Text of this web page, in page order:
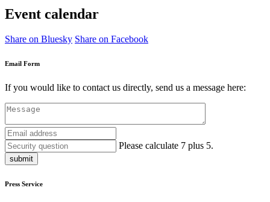
Event calendar
Share on Bluesky Share on Facebook
Email Form
If you would like to contact us directly, send us a message here:
Please calculate 7 plus 5.
submit
Press Service